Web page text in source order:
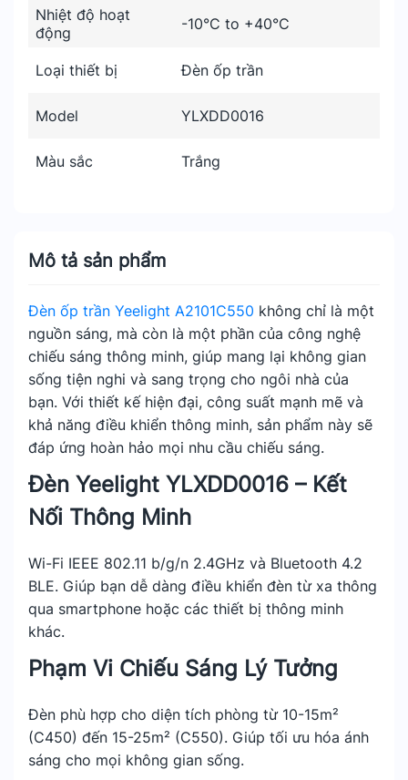
Mô tả sản phẩm
Đèn ốp trần Yeelight A2101C550 không chỉ là một
nguồn sáng, mà còn là một phần của công nghệ
chiếu sáng thông minh, giúp mang lại không gian
sống tiện nghi và sang trọng cho ngôi nhà của
bạn. Với thiết kế hiện đại, công suất mạnh mẽ và
khả năng điều khiển thông minh, sản phẩm này sẽ
đáp ứng hoàn hảo mọi nhu cầu chiếu sáng.
Đèn Yeelight YLXDD0016 – Kết
Nối Thông Minh
Wi-Fi IEEE 802.11 b/g/n 2.4GHz và Bluetooth 4.2
BLE. Giúp bạn dễ dàng điều khiển đèn từ xa thông
qua smartphone hoặc các thiết bị thông minh
khác.
Phạm Vi Chiếu Sáng Lý Tưởng
Đèn phù hợp cho diện tích phòng từ 10-15m²
(C450) đến 15-25m² (C550). Giúp tối ưu hóa ánh
sáng cho mọi không gian sống.
Nhiệt độ hoạt
động
-10°C to +40°C
Loại thiết bị Đèn ốp trần
Model YLXDD0016
Màu sắc Trắng